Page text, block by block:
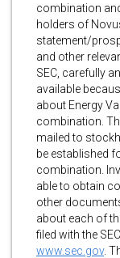
combination
holders of
statement/
and other
SEC, carefully
available
about Energy
combination.
mailed to
be established
combination.
able to obtain
other
about each of
filed with the
www.sec.gov.